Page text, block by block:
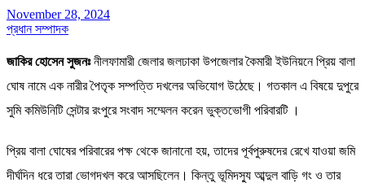
November 28, 2024
প্রধান সম্পাদক
জাকির হোসেন সুজনঃনীলফামারী জেলার জলঢাকা উপজেলার কৈমারী ইউনিয়নে প্রিয় বালা
ঘোষ নামে এক নারীর পৈতৃক সম্পত্তি দখলের অভিযোগ উঠেছে। গতকাল এ বিষয়ে দুপুরে
সুমি কমিউনিটি সেন্টার রংপুরে সংবাদ সম্মেলন করেন ভুক্তভোগী পরিবারটি ।
প্রিয় বালা ঘোষের পরিবারের পক্ষ থেকে জানানো হয়, তাদের পূর্বপুরুষদের রেখে যাওয়া জমি
দীর্ঘদিন ধরে তারা ভোগদখল করে আসছিলেন। কিন্তু ভূমিদস্যু আব্দুল বাড়ি গং ও তার